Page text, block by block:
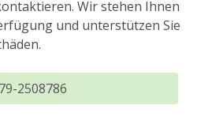
Wir stehen Ihnen
und unterstützen Sie
2508786